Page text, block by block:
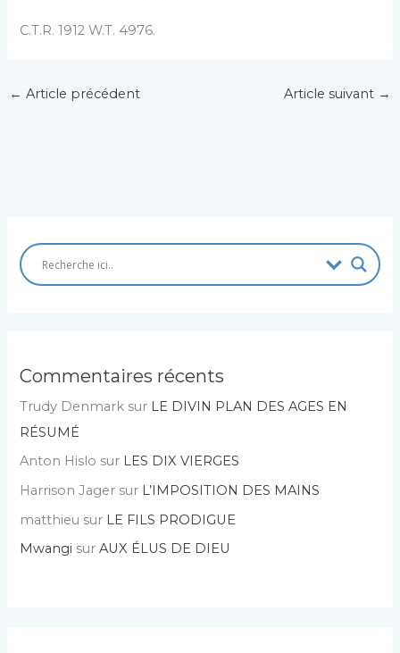
C.T.R. 1912 W.T. 4976.
← Article précédent Article suivant →
Commentaires récents
Trudy Denmark sur LE DIVIN PLAN DES AGES EN
RÉSUMÉ
Anton Hislo sur LES DIX VIERGES
Harrison Jager sur L’IMPOSITION DES MAINS
matthieu sur LE FILS PRODIGUE
Mwangi surAUX ÉLUS DE DIEU